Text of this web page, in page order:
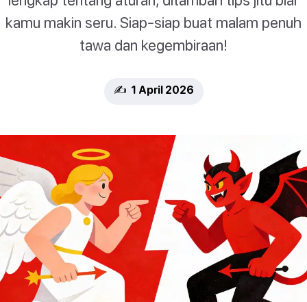
kamu makin seru. Siap-siap buat malam penuh
tawa dan kegembiraan!
✍️ 1 April 2026